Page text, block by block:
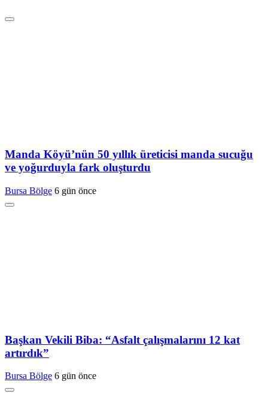
Manda Köyü’nün 50 yıllık üreticisi manda sucuğu
ve yoğurduyla fark oluşturdu
Bursa Bölge 6 gün önce
Başkan Vekili Biba: “Asfalt çalışmalarını 12 kat
artırdık”
Bursa Bölge 6 gün önce